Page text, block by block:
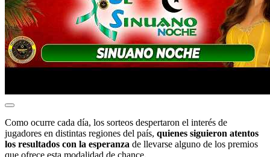
Como ocurre cada día, los sorteos despertaron el interés de
jugadores en distintas regiones del país, quienes siguieron atentos
los resultados con la esperanza de llevarse alguno de los premios
que ofrece esta modalidad de chance.